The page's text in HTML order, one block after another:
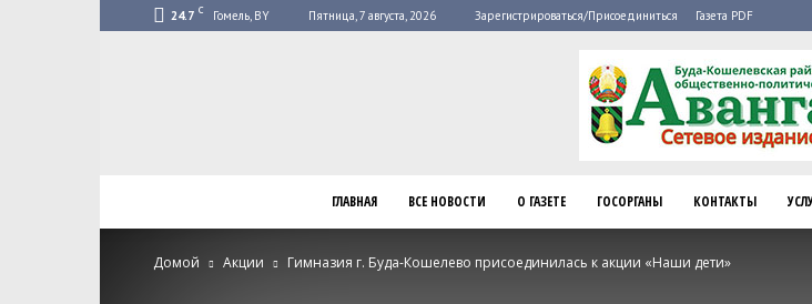
24.7 C Гомель, BY Пятница, 7 августа, 2026 Зарегистрироваться/Присоединиться Газета PDF
Буда-
ГЛАВНАЯ ВСЕ НОВОСТИ О ГАЗЕТЕ ГОСОРГАНЫ КОНТАКТЫ
Домой Акции Гимназия г. Буда-Кошелево присоединилась к акции «Наши дети»